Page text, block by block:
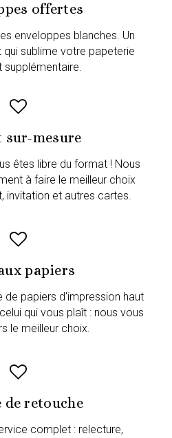
offertes
enveloppes blanches. Un
sublime votre papeterie
supplémentaire.
sur-mesure
êtes libre du format ! Nous
à faire le meilleur choix
invitation et autres cartes.
papiers
de papiers d'impression haut
qui vous plaît : nous vous
le meilleur choix.
de retouche
complet : relecture,